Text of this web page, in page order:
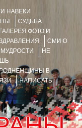
НАВЕКИ
СУДЬБА
ГАЛЕРЕЯ ФОТО И
СМИ О
НЕ
В
НАПИСАТЬ